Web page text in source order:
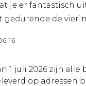
je er fantastisch
gedurende de
16
1 juli 2026 zijn alle
op adressen